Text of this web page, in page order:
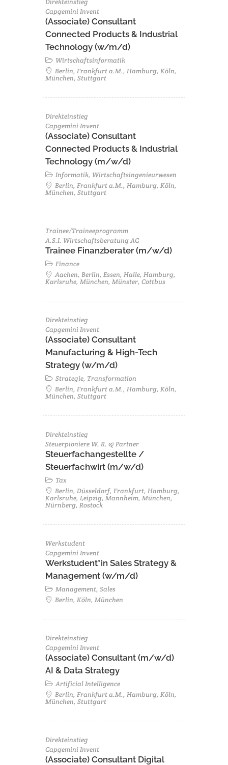
Direkteinstieg
Capgemini Invent
(Associate) Consultant
Connected Products & Industrial
Technology (w/m/d)
Wirtschaftsinformatik
Berlin, Frankfurt a.M., Hamburg, Köln,
München, Stuttgart
Direkteinstieg
Capgemini Invent
(Associate) Consultant
Connected Products & Industrial
Technology (m/w/d)
Informatik, Wirtschaftsingenieurwesen
Berlin, Frankfurt a.M., Hamburg, Köln,
München, Stuttgart
Trainee/Traineeprogramm
A.S.I. Wirtschaftsberatung AG
Trainee Finanzberater (m/w/d)
Finance
Aachen, Berlin, Essen, Halle, Hamburg,
Karlsruhe, München, Münster, Cottbus
Direkteinstieg
Capgemini Invent
(Associate) Consultant
Manufacturing & High-Tech
Strategy (w/m/d)
Strategie, Transformation
Berlin, Frankfurt a.M., Hamburg, Köln,
München, Stuttgart
Direkteinstieg
Steuerpioniere W. R. & Partner
Steuerfachangestellte /
Steuerfachwirt (m/w/d)
Tax
Berlin, Düsseldorf, Frankfurt, Hamburg,
Karlsruhe, Leipzig, Mannheim, München,
Nürnberg, Rostock
Werkstudent
Capgemini Invent
Werkstudent*in Sales Strategy &
Management (w/m/d)
Management, Sales
Berlin, Köln, München
Direkteinstieg
Capgemini Invent
(Associate) Consultant (m/w/d)
AI & Data Strategy
Artificial Intelligence
Berlin, Frankfurt a.M., Hamburg, Köln,
München, Stuttgart
Direkteinstieg
Capgemini Invent
(Associate) Consultant Digital